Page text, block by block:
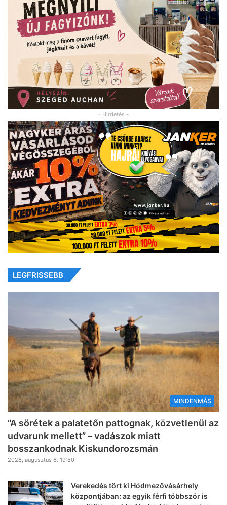
- Hirdetés -
LEGFRISSEBB
MINDENMÁS
“A sörétek a palatetőn pattognak, közvetlenül az
udvarunk mellett” – vadászok miatt
bosszankodnak Kiskundorozsmán
2026, augusztus 6. 19:50
Verekedés tört ki Hódmezővásárhely
központjában: az egyik férfi többször is